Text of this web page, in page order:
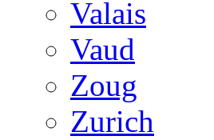
Valais
Vaud
Zoug
Zurich